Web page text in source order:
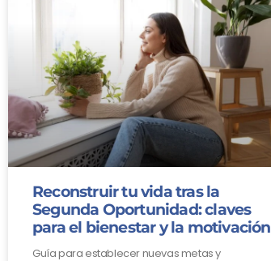
Reconstruir tu vida tras la
Segunda Oportunidad: claves
para el bienestar y la motivación
Guía para establecer nuevas metas y